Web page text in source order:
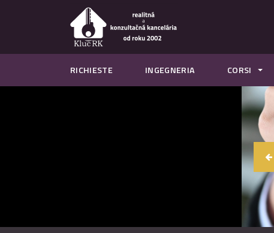
RICHIESTE INGEGNERIA CORSI